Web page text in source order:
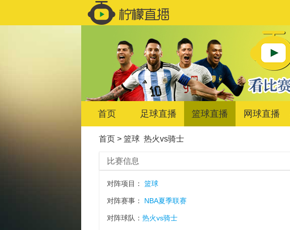
首页 足球直播 篮球直播 网球直播
首页> 篮球 热火vs骑士
比赛信息
对阵项目： 篮球
对阵赛事： NBA夏季联赛
对阵球队： 热火vs骑士